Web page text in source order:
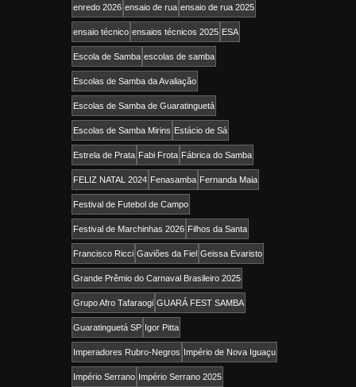
enredo 2026 ensaio de rua ensaio de rua 2025
ensaio técnico ensaios técnicos 2025 ESA
Escola de Samba escolas de samba
Escolas de Samba da Avaliação
Escolas de Samba de Guaratinguetá
Escolas de Samba Mirins Estácio de Sá
Estrela de Prata Fabi Frota Fábrica do Samba
FELIZ NATAL 2024 Fenasamba Fernanda Maia
Festival de Futebol de Campo
Festival de Marchinhas 2026 Filhos da Santa
Francisco Ricci Gaviões da Fiel Geissa Evaristo
Grande Prêmio do Carnaval Brasileiro 2025
Grupo Afro Tafaraogi GUARÁ FEST SAMBA
Guaratinguetá SP Igor Pitta
Imperadores Rubro-Negros Império de Nova Iguaçu
Império Serrano Império Serrano 2025